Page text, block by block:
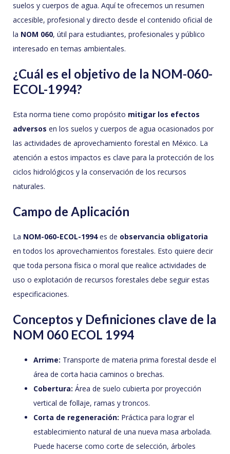
suelos y cuerpos de agua. Aquí te ofrecemos un resumen
accesible, profesional y directo desde el contenido oficial de
la NOM 060, útil para estudiantes, profesionales y público
interesado en temas ambientales.
¿Cuál es el objetivo de la NOM-060-
ECOL-1994?
Esta norma tiene como propósito mitigar los efectos
adversos en los suelos y cuerpos de agua ocasionados por
las actividades de aprovechamiento forestal en México. La
atención a estos impactos es clave para la protección de los
ciclos hidrológicos y la conservación de los recursos
naturales.
Campo de Aplicación
La NOM-060-ECOL-1994es de observancia obligatoria
en todos los aprovechamientos forestales. Esto quiere decir
que toda persona física o moral que realice actividades de
uso o explotación de recursos forestales debe seguir estas
especificaciones.
Conceptos y Definiciones clave de la
NOM 060 ECOL 1994
Arrime: Transporte de materia prima forestal desde el
área de corta hacia caminos o brechas.
Cobertura: Área de suelo cubierta por proyección
vertical de follaje, ramas y troncos.
Corta de regeneración: Práctica para lograr el
establecimiento natural de una nueva masa arbolada.
Puede hacerse como corte de selección, árboles